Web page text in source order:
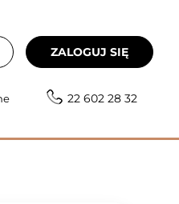
ZALOGUJ SIĘ
22 602 28 32